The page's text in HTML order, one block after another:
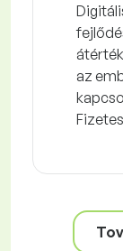
az